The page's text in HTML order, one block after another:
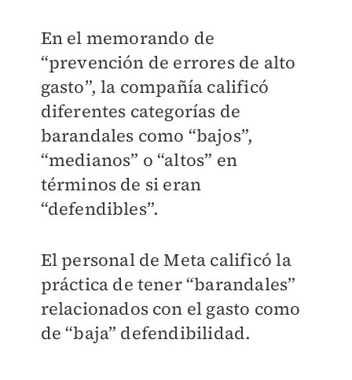
En el memorando de
“prevención de errores de alto
gasto”, la compañía calificó
diferentes categorías de
barandales como “bajos”,
“medianos” o “altos” en
términos de si eran
“defendibles”.
El personal de Meta calificó la
práctica de tener “barandales”
relacionados con el gasto como
de “baja” defendibilidad.